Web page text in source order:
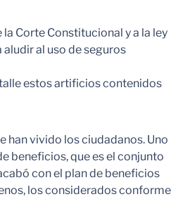
Corte Constitucional y a la ley
al uso de seguros
estos artificios contenidos
han vivido los ciudadanos. Uno
beneficios, que es el conjunto
con el plan de beneficios
los considerados conforme